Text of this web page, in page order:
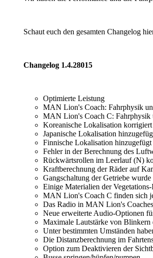
Schaut euch den gesamten Changelog
Changelog 1.4.28015
Optimierte Leistung
MAN Lion's Coach: Fahrphysik
MAN Lion's Coach C: Fahrphysik
Koreanische Lokalisation korrigiert
Japanische Lokalisation
Finnische Lokalisation hinzugefügt
Fehler in der Berechnung des
Rückwärtsrollen im Leerlauf (N)
Kraftberechnung der Räder auf
Gangschaltung der Getriebe wurde
Einige Materialien der
MAN Lion's Coach C finden sich
Das Radio in MAN Lion's
Neue erweiterte Audio-Optionen
Maximale Lautstärke von Blinkern
Unter bestimmten Umständen
Die Distanzberechnung im
Option zum Deaktivieren der